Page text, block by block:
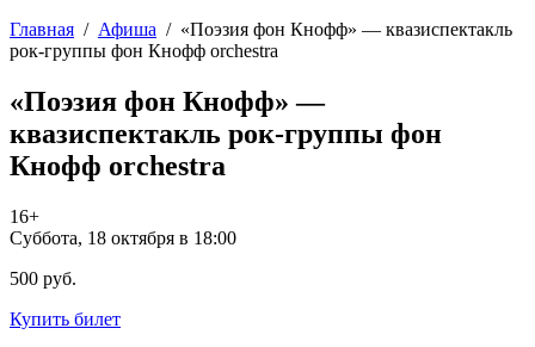
Главная / Афиша / «Поэзия фон Кнофф» — квазиспектакль
рок-группы фон Кнофф orchestra
«Поэзия фон Кнофф» —
квазиспектакль рок-группы фон
Кнофф orchestra
16+
Суббота, 18 октября в 18:00
500 руб.
Купить билет